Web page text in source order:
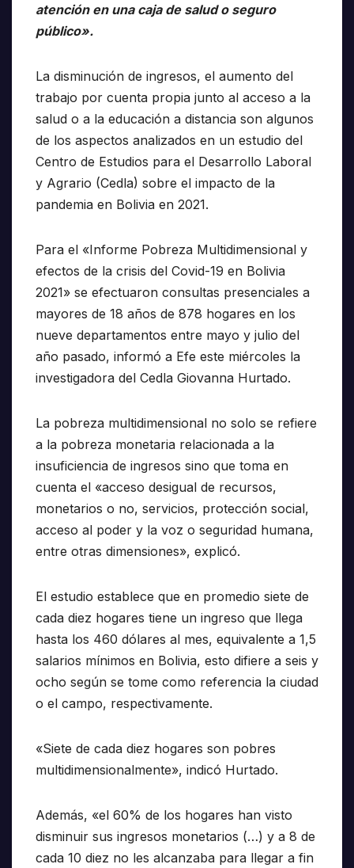
atención en una caja de salud o seguro
público».
La disminución de ingresos, el aumento del
trabajo por cuenta propia junto al acceso a la
salud o a la educación a distancia son algunos
de los aspectos analizados en un estudio del
Centro de Estudios para el Desarrollo Laboral
y Agrario (Cedla) sobre el impacto de la
pandemia en Bolivia en 2021.
Para el «Informe Pobreza Multidimensional y
efectos de la crisis del Covid-19 en Bolivia
2021» se efectuaron consultas presenciales a
mayores de 18 años de 878 hogares en los
nueve departamentos entre mayo y julio del
año pasado, informó a Efe este miércoles la
investigadora del Cedla Giovanna Hurtado.
La pobreza multidimensional no solo se refiere
a la pobreza monetaria relacionada a la
insuficiencia de ingresos sino que toma en
cuenta el «acceso desigual de recursos,
monetarios o no, servicios, protección social,
acceso al poder y la voz o seguridad humana,
entre otras dimensiones», explicó.
El estudio establece que en promedio siete de
cada diez hogares tiene un ingreso que llega
hasta los 460 dólares al mes, equivalente a 1,5
salarios mínimos en Bolivia, esto difiere a seis y
ocho según se tome como referencia la ciudad
o el campo, respectivamente.
«Siete de cada diez hogares son pobres
multidimensionalmente», indicó Hurtado.
Además, «el 60% de los hogares han visto
disminuir sus ingresos monetarios (…) y a 8 de
cada 10 diez no les alcanzaba para llegar a fin